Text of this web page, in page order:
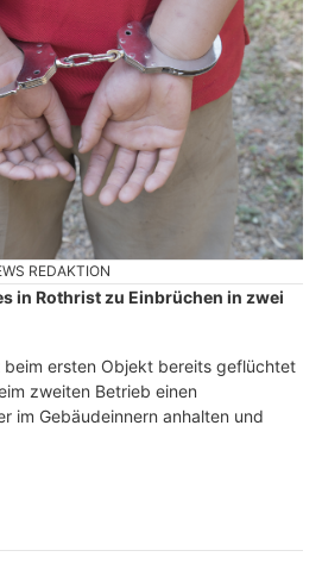
REDAKTION
in Rothrist zu Einbrüchen in zwei
ersten Objekt bereits geflüchtet
zweiten Betrieb einen
im Gebäudeinnern anhalten und